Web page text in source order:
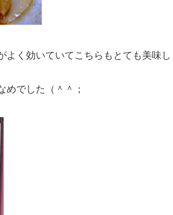
よく効いていてこちらもとても美味
めでした（＾＾；